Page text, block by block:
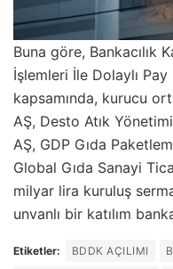
Buna göre, Bankacılık
İşlemleri İle Dolaylı
kapsamında, kurucu
AŞ, Desto Atık
AŞ, GDP Gıda
Global Gıda Sanayi
milyar lira kuruluş
unvanlı bir katılım
Etiketler: BDDK AÇILIMI